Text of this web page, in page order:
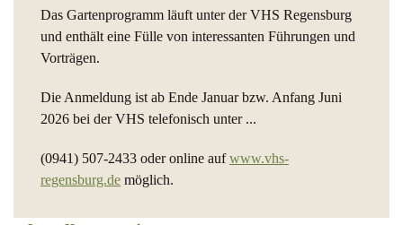
Das Gartenprogramm läuft unter der VHS Regensburg
und enthält eine Fülle von interessanten Führungen und
Vorträgen.
Die Anmeldung ist ab Ende Januar bzw. Anfang Juni
2026 bei der VHS telefonisch unter ...
(0941) 507-2433 oder online aufwww.vhs-
regensburg.de möglich.